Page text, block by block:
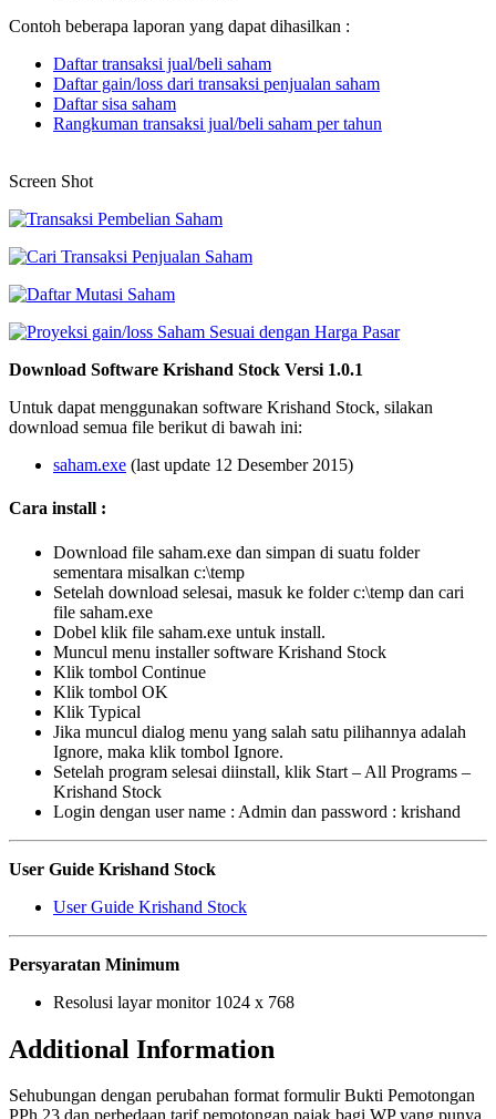
Contoh beberapa laporan yang dapat dihasilkan :
Daftar transaksi jual/beli saham
Daftar gain/loss dari transaksi penjualan saham
Daftar sisa saham
Rangkuman transaksi jual/beli saham per tahun
Screen Shot
Download Software Krishand Stock Versi 1.0.1
Untuk dapat menggunakan software Krishand Stock, silakan
download semua file berikut di bawah ini:
saham.exe (last update 12 Desember 2015)
Cara install :
Download file saham.exe dan simpan di suatu folder
sementara misalkan c:\temp
Setelah download selesai, masuk ke folder c:\temp dan cari
file saham.exe
Dobel klik file saham.exe untuk install.
Muncul menu installer software Krishand Stock
Klik tombol Continue
Klik tombol OK
Klik Typical
Jika muncul dialog menu yang salah satu pilihannya adalah
Ignore, maka klik tombol Ignore.
Setelah program selesai diinstall, klik Start – All Programs –
Krishand Stock
Login dengan user name : Admin dan password : krishand
User Guide Krishand Stock
User Guide Krishand Stock
Persyaratan Minimum
Resolusi layar monitor 1024 x 768
Additional Information
Sehubungan dengan perubahan format formulir Bukti Pemotongan